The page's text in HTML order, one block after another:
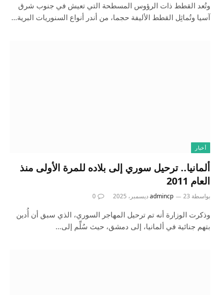
وتُعد القطط ذات الرؤوس المسطحة التي تعيش في جنوب شرق
آسيا وتُماثِل القطط الأليفة حجما، من أندر أنواع السنوريات البرية…
أخبار
ألمانيا.. ترحيل سوري إلى بلاده للمرة الأولى منذ
العام 2011
بواسطة admincp 23 ديسمبر، 2025 0
وذكرت الوزارة أنه تم ترحيل المهاجر السوري، الذي سبق أن أُدين
بتهم جنائية في ألمانيا، إلى دمشق، حيث سُلِّم إلى…